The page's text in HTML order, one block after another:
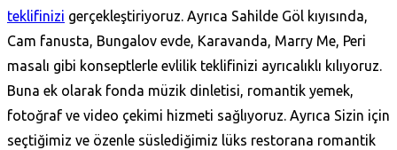
teklifinizi gerçekleştiriyoruz. Ayrıca Sahilde Göl kıyısında,
Cam fanusta, Bungalov evde, Karavanda, Marry Me, Peri
masalı gibi konseptlerle evlilik teklifinizi ayrıcalıklı kılıyoruz.
Buna ek olarak fonda müzik dinletisi, romantik yemek,
fotoğraf ve video çekimi hizmeti sağlıyoruz. Ayrıca Sizin için
seçtiğimiz ve özenle süslediğimiz lüks restorana romantik